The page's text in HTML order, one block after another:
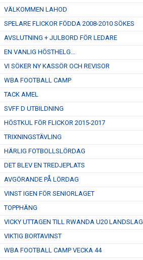
VÄLKOMMEN LAHOD
SPELARE FLICKOR FÖDDA 2008-2010 SÖKES
AVSLUTNING + JULBORD FÖR LEDARE
EN VANLIG HÖSTHELG...
VI SÖKER NY KASSÖR OCH REVISOR
WBA FOOTBALL CAMP
TACK AMEL
SVFF D UTBILDNING
HÖSTKUL FÖR FLICKOR 2015-2017
TRIXNINGSTÄVLING
HÄRLIG FOTBOLLSLÖRDAG
DET BLEV EN TREDJEPLATS
AVGÖRANDE PÅ LÖRDAG
VINST IGEN FÖR SENIORLAGET
TOPPHÄNG
VICKY UTTAGEN TILL RWANDA U20 LANDSLAG
VIKTIG BORTAVINST
WBA FOOTBALL CAMP VECKA 44